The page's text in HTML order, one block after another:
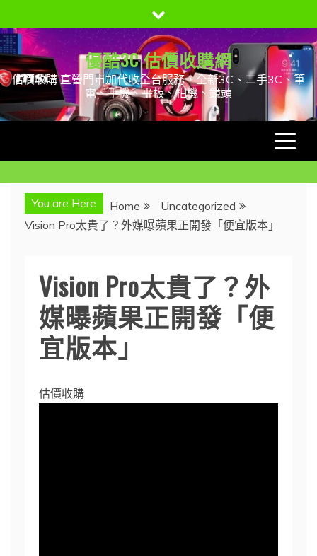
to
content
優酷3C 估價收購網
估價收購 直營門市加代收全台服務，全新3C、二手3C、筆
電、手機、平板、相機、鏡頭
You are Here Home
Uncategorized
Vision Pro太貴了？外媒曝蘋果正開發「便宜版本」
Vision Pro太貴了？外
媒曝蘋果正開發「便
宜版本」
估價收購